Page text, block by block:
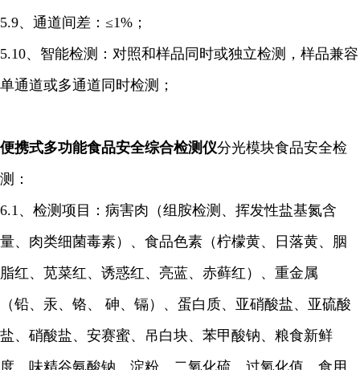
5.9、通道间差：≤1%；
5.10、智能检测：对照和样品同时或独立检测，样品兼容
单通道或多通道同时检测；
便携式多功能食品安全综合检测仪分光模块食品安全检
测：
6.1、检测项目：病害肉（组胺检测、挥发性盐基氮含
量、肉类细菌毒素）、食品色素（柠檬黄、日落黄、胭
脂红、苋菜红、诱惑红、亮蓝、赤藓红）、重金属
（铅、汞、铬、 砷、镉）、蛋白质、亚硝酸盐、亚硫酸
盐、硝酸盐、安赛蜜、吊白块、苯甲酸钠、粮食新鲜
度、味精谷氨酸钠、淀粉、二氧化硫、过氧化值、食用